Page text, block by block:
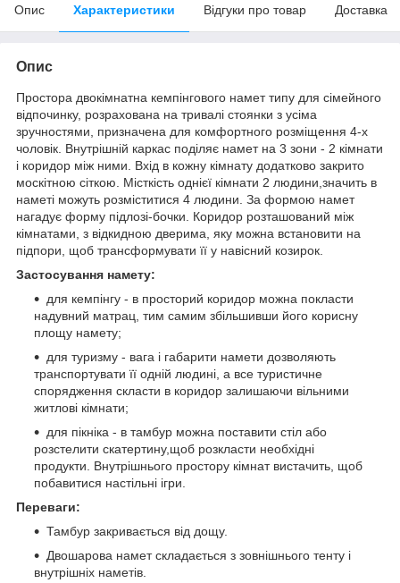
Опис Характеристики Відгуки про товар Доставка
Опис
Простора двокімнатна кемпінгового намет типу для сімейного
відпочинку, розрахована на тривалі стоянки з усіма
зручностями, призначена для комфортного розміщення 4-х
чоловік. Внутрішній каркас поділяє намет на 3 зони - 2 кімнати
і коридор між ними. Вхід в кожну кімнату додатково закрито
москітною сіткою. Місткість однієї кімнати 2 людини,значить в
наметі можуть розміститися 4 людини. За формою намет
нагадує форму підлозі-бочки. Коридор розташований між
кімнатами, з відкидною дверима, яку можна встановити на
підпори, щоб трансформувати її у навісний козирок.
Застосування намету:
для кемпінгу - в просторий коридор можна покласти
надувний матрац, тим самим збільшивши його корисну
площу намету;
для туризму - вага і габарити намети дозволяють
транспортувати її одній людині, а все туристичне
спорядження скласти в коридор залишаючи вільними
житлові кімнати;
для пікніка - в тамбур можна поставити стіл або
розстелити скатертину,щоб розкласти необхідні
продукти. Внутрішнього простору кімнат вистачить, щоб
побавитися настільні ігри.
Переваги:
Тамбур закривається від дощу.
Двошарова намет складається з зовнішнього тенту і
внутрішніх наметів.